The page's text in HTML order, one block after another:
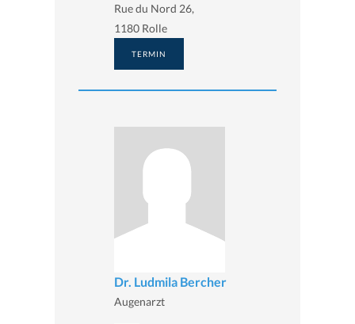
Rue du Nord 26,
1180 Rolle
TERMIN
Dr. Ludmila Bercher
Augenarzt